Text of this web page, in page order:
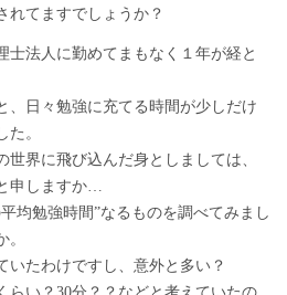
れてますでしょうか？
士法人に勤めてまもなく１年が経と
、日々勉強に充てる時間が少しだけ
。
世界に飛び込んだ身としましては、
申しますか…
均勉強時間”なるものを調べてみまし
いたわけですし、意外と多い？